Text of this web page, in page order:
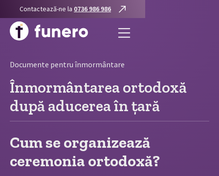
Contactează-ne la 0736 986 986
Documente pentru înmormântare
Înmormântarea ortodoxă
după aducerea în țară
Cum se organizează
ceremonia ortodoxă?